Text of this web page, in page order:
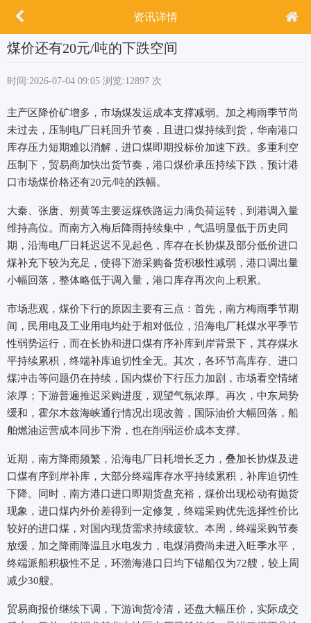
资讯详情
煤价还有20元/吨的下跌空间
时间:2026-07-04 09:05 浏览:12897 次
主产区降价矿增多，市场煤发运成本支撑减弱。加之梅雨季节尚
未过去，压制电厂日耗回升节奏，且进口煤持续到货，华南港口
库存压力短期难以消解，进口煤即期投标价加速下跌。多重利空
压制下，贸易商加快出货节奏，港口煤价承压持续下跌，预计港
口市场煤价格还有20元/吨的跌幅。
大秦、张唐、朔黄等主要运煤铁路运力满负荷运转，到港调入量
维持高位。而南方入梅后降雨持续集中，气温明显低于历史同
期，沿海电厂日耗迟迟不见起色，库存在长协煤及部分低价进口
煤补充下较为充足，使得下游采购备货积极性减弱，港口调出量
小幅回落，整体略低于调入量，港口库存再次向上积累。
市场悲观，煤价下行的原因主要有三点：首先，南方梅雨季节期
间，民用电及工业用电均处于相对低位，沿海电厂耗煤水平季节
性弱势运行，而在长协和进口煤有序补库到岸背景下，其存煤水
平持续累积，终端补库迫切性全无。其次，各环节高库存、进口
煤冲击等问题仍在持续，国内煤价下行压力加剧，市场看空情绪
浓厚；下游普遍推迟采购进度，观望气氛浓厚。再次，中东局势
缓和，霍尔木兹海峡通行情况出现改善，国际油价大幅回落，船
舶燃油运营成本同步下滑，也在削弱运价成本支撑。
近期，南方降雨频繁，沿海电厂日耗增长乏力，叠加长协煤及进
口煤有序到岸补库，大部分终端库存水平持续累积，补库迫切性
下降。同时，南方港口进口即期货盘充裕，煤价出现松动有抛货
现象，进口煤内外价差得到一定修复，终端采购优先选择性价比
较好的进口煤，对国内现货需求持续疲软。本周，终端采购节奏
放缓，加之降雨降温且水电发力，电煤消费尚未进入旺季水平，
终端派船积极性不足，环渤海港口日均下锚船仅为72艘，较上周
减少30艘。
贸易商报价继续下调，下游询货冷清，还盘大幅压价，实际成交